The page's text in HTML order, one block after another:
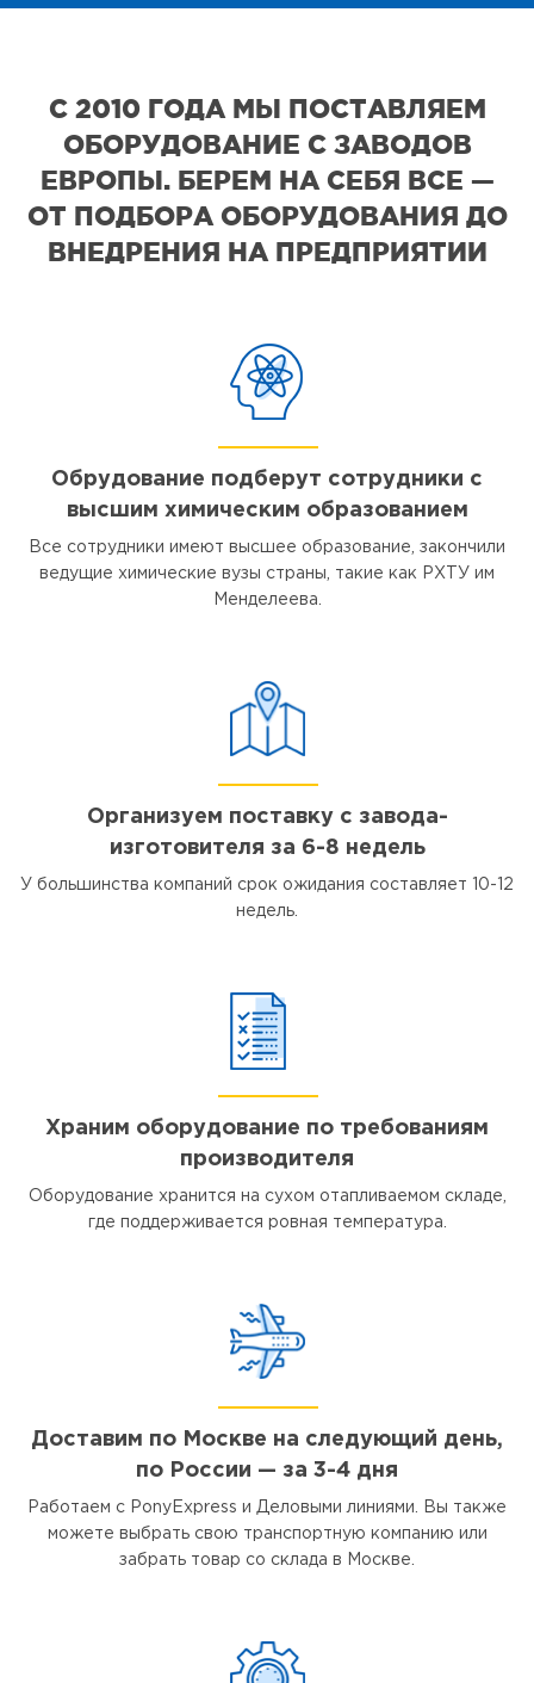
С 2010 ГОДА МЫ ПОСТАВЛЯЕМ
ОБОРУДОВАНИЕ С ЗАВОДОВ
ЕВРОПЫ. БЕРЕМ НА СЕБЯ ВСЕ —
ОТ ПОДБОРА ОБОРУДОВАНИЯ ДО
ВНЕДРЕНИЯ НА ПРЕДПРИЯТИИ
Обрудование подберут сотрудники с
высшим химическим образованием
Все сотрудники имеют высшее образование, закончили
ведущие химические вузы страны, такие как РХТУ им
Менделеева.
Организуем поставку с завода-
изготовителя за 6-8 недель
У большинства компаний срок ожидания составляет 10-12
недель.
Храним оборудование по требованиям
производителя
Оборудование хранится на сухом отапливаемом складе,
где поддерживается ровная температура.
Доставим по Москве на следующий день,
по России — за 3-4 дня
Работаем с PonyExpress и Деловыми линиями. Вы также
можете выбрать свою транспортную компанию или
забрать товар со склада в Москве.